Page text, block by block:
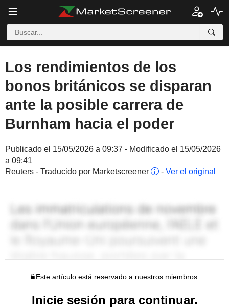
Los rendimientos de los
bonos británicos se disparan
ante la posible carrera de
Burnham hacia el poder
Publicado el 15/05/2026 a 09:37 - Modificado el 15/05/2026
a 09:41
Reuters - Traducido por Marketscreener
- Ver el original
Este artículo está reservado a nuestros miembros.
Inicie sesión para continuar.